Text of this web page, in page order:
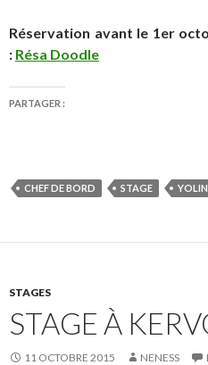
Réservation avant le 1er
: Résa Doodle
PARTAGER :
CHEF DE BORD STAGE
STAGES
STAGE À
11 OCTOBRE 2015 NENESS